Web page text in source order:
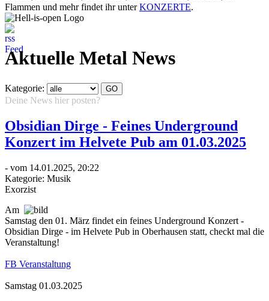
Flammen und mehr findet ihr unterKONZERTE.
Aktuelle Metal News
Kategorie:
Deine News hier posten?
Obsidian Dirge - Feines Underground
Konzert im Helvete Pub am 01.03.2025
- vom 14.01.2025, 20:22
Kategorie: Musik
Exorzist
Am
Samstag den 01. März findet ein feines Underground Konzert -
Obsidian Dirge - im Helvete Pub in Oberhausen statt, checkt mal die
Veranstaltung!
FB Veranstaltung
Samstag 01.03.2025